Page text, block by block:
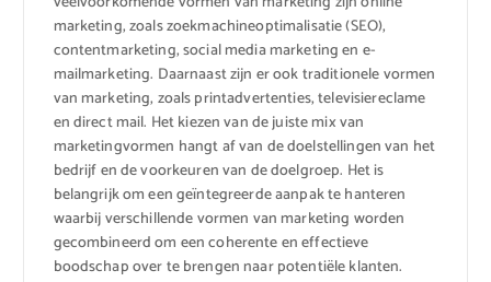
marketing, zoals zoekmachineoptimalisatie (SEO),
contentmarketing, social media marketing en e-
mailmarketing. Daarnaast zijn er ook traditionele vormen
van marketing, zoals printadvertenties, televisiereclame
en direct mail. Het kiezen van de juiste mix van
marketingvormen hangt af van de doelstellingen van het
bedrijf en de voorkeuren van de doelgroep. Het is
belangrijk om een geïntegreerde aanpak te hanteren
waarbij verschillende vormen van marketing worden
gecombineerd om een ​​coherente en effectieve
boodschap over te brengen naar potentiële klanten.